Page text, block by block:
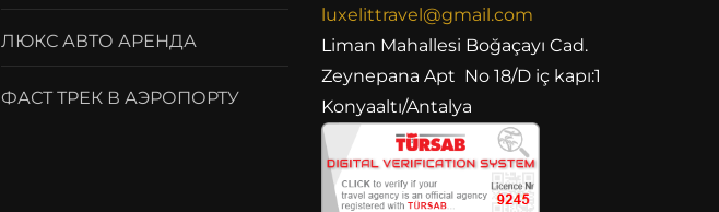
ЛЮКС АВТО АРЕНДА
ФАСТ ТРЕК В АЭРОПОРТУ
luxelittravel@gmail.com
Liman Mahallesi Boğaçayı Cad.
Zeynepana Apt No 18/D iç kapı:1
Konyaaltı/Antalya